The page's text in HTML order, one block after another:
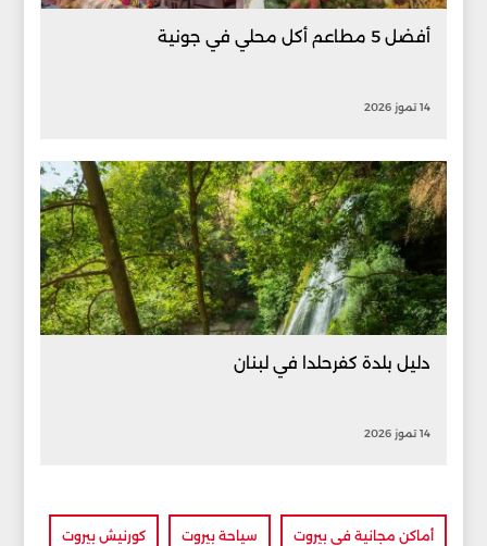
أفضل 5 مطاعم أكل محلي في جونية
14 تموز 2026
دليل بلدة كفرحلدا في لبنان
14 تموز 2026
أماكن مجانية في بيروت سياحة بيروت كورنيش بيروت